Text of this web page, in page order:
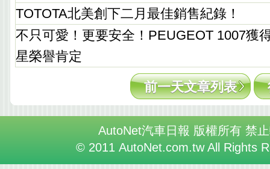
TOTOTA北美創下二月最佳銷售紀錄！
不只可愛！更要安全！PEUGEOT 1007獲
星榮譽肯定
前一天文章列表
AutoNet汽車日報 版權所有 禁
© 2011 AutoNet.com.tw All Rights